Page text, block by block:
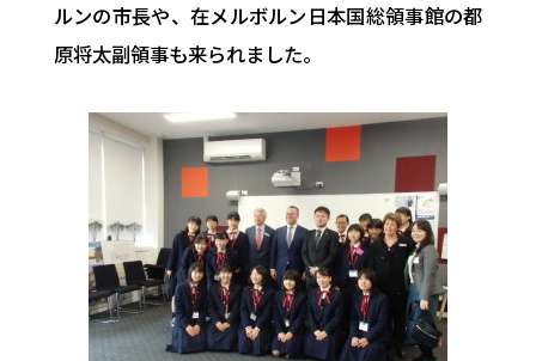
ルンの市長や、在メルボルン日本国総領事館の都
原将太副領事も来られました。